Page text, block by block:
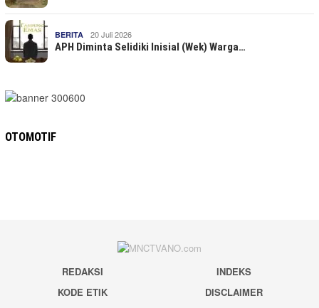
BERITA 20 Juli 2026
APH Diminta Selidiki Inisial (Wek) Warga…
OTOMOTIF
REDAKSI
INDEKS
KODE ETIK
DISCLAIMER